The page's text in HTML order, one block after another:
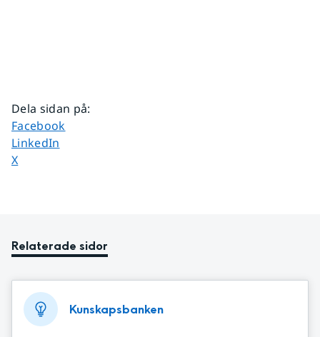
Dela sidan på:
Dela sidan på
Facebook
Dela sidan på
LinkedIn
Dela sidan på
X
Relaterade sidor
Kunskapsbanken